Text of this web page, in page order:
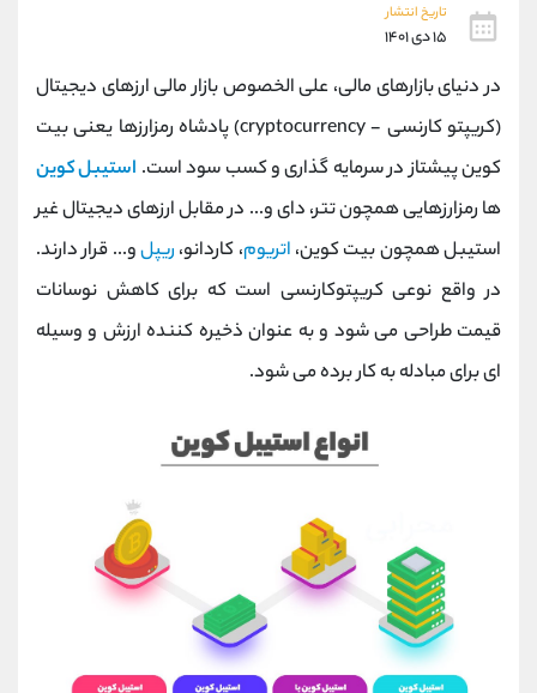
تاریخ انتشار
۱۵ دی ۱۴۰۱
در دنیای بازارهای مالی، علی الخصوص بازار مالی ارزهای دیجیتال
(کریپتو کارنسی -cryptocurrency) پادشاه رمزارزها یعنی بیت
کوین پیشتاز در سرمایه گذاری و کسب سود است. استیبل کوین
ها رمزارزهایی همچون تتر، دای و... در مقابل ارزهای دیجیتال غیر
استیبل همچون بیت کوین، اتریوم، کاردانو، ریپلو... قرار دارند.
در واقع نوعی کریپتوکارنسی است که برای کاهش نوسانات
قیمت طراحی می شود و به عنوان ذخیره کننده ارزش و وسیله
ای برای مبادله به کار برده می شود.
اطلاعات تماس (دفتر فروش)
021-22021030
بدون پیش شماره 90001030
اینستاگرام @alireza.mehrabii
کانال تلگرام @alirezamehrabi_com